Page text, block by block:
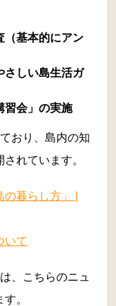
（基本的にアン
さしい島生活ガ
習会」の実施
おり、島内の知
れています。
暮らし方」 |
いて
、こちらのニュ
。